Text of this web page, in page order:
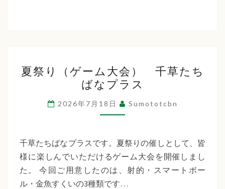
祭
り
（ゲ
ー
大
会）
千
草
夏祭り（ゲーム大会） 千草たち
ばなプラス
2026年7月18日 Sumototcbn
千草たちばなプラスです。夏祭りの催しとして、皆
様に楽しんでいただけるゲーム大会を開催しまし
た。 今回ご用意したのは、射的・スマートボー
ル・金魚すくいの3種類です…